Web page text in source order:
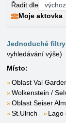
Řadit dle
Moje aktovka
Jednoduché
vyhledávání výše)
Místo:
Oblast Val
Wolkenstein /
Oblast Seiser Alm
St.Ulrich
Lago